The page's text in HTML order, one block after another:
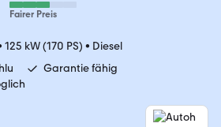
Fairer Preis
125 kW (170 PS) • Diesel
Garantie fähig